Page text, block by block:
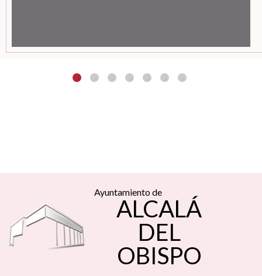
Ayuntamiento de
ALCALÁ
DEL
OBISPO